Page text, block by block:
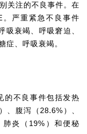
关注的不良事件。在
。严重紧急不良事件
吸衰竭、呼吸窘迫、
症、呼吸衰竭。
的不良事件包括发热
、腹泻（28.6%）、
炎（19%）和便秘